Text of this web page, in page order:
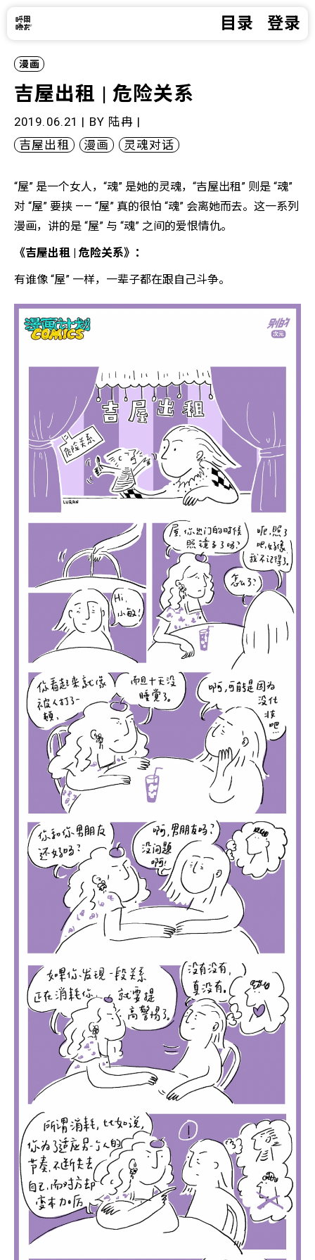
目录 登录
漫画
吉屋出租 | 危险关系
2019.06.21 | BY 陆冉 |
吉屋出租
漫画 灵魂对话
“屋” 是一个女人，“魂” 是她的灵魂，“吉屋出租” 则是 “魂”
对 “屋” 要挟 —— “屋” 真的很怕 “魂” 会离她而去。这一系列
漫画，讲的是 “屋” 与 “魂” 之间的爱恨情仇。
《吉屋出租 | 危险关系》：
有谁像 “屋” 一样，一辈子都在跟自己斗争。